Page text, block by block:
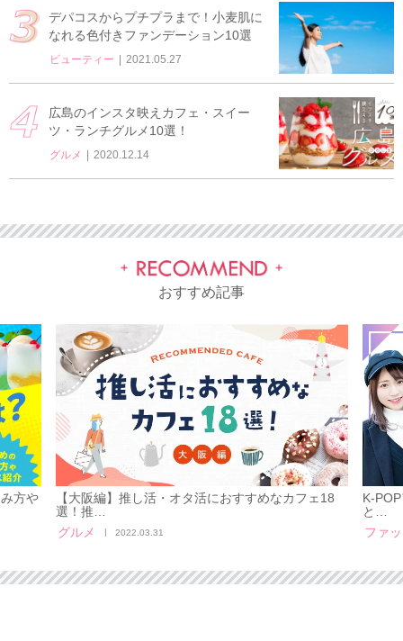
デパコスからプチプラまで！小麦肌に
なれる色付きファンデーション10選
ビューティー 2021.05.27
広島のインスタ映えカフェ・スイー
ツ・ランチグルメ10選！
グルメ 2020.12.14
おすすめ記事
方や
【大阪編】推し活・オタ活におすすめなカフェ18
選！推…
グルメ
2022.03.31
K-
と…
ファ